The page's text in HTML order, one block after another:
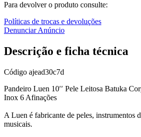
Para devolver o produto consulte:
Políticas de trocas e devoluções
Denunciar Anúncio
Descrição e ficha técnica
Código ajead30c7d
Pandeiro Luen 10′′ Pele Leitosa Batuka
Inox 6 Afinações
A Luen é fabricante de peles, instrumentos
musicais.